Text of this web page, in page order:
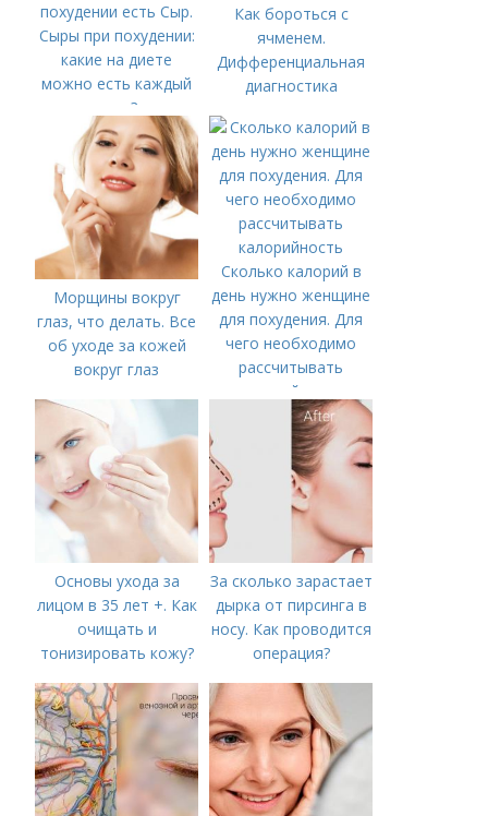
похудении есть Сыр.
Сыры при похудении:
какие на диете
можно есть каждый
день?
Как бороться с
ячменем.
Дифференциальная
диагностика
Морщины вокруг
глаз, что делать. Все
об уходе за кожей
вокруг глаз
Сколько калорий в
день нужно женщине
для похудения. Для
чего необходимо
рассчитывать
калорийность
Основы ухода за
лицом в 35 лет +. Как
очищать и
тонизировать кожу?
За сколько зарастает
дырка от пирсинга в
носу. Как проводится
операция?